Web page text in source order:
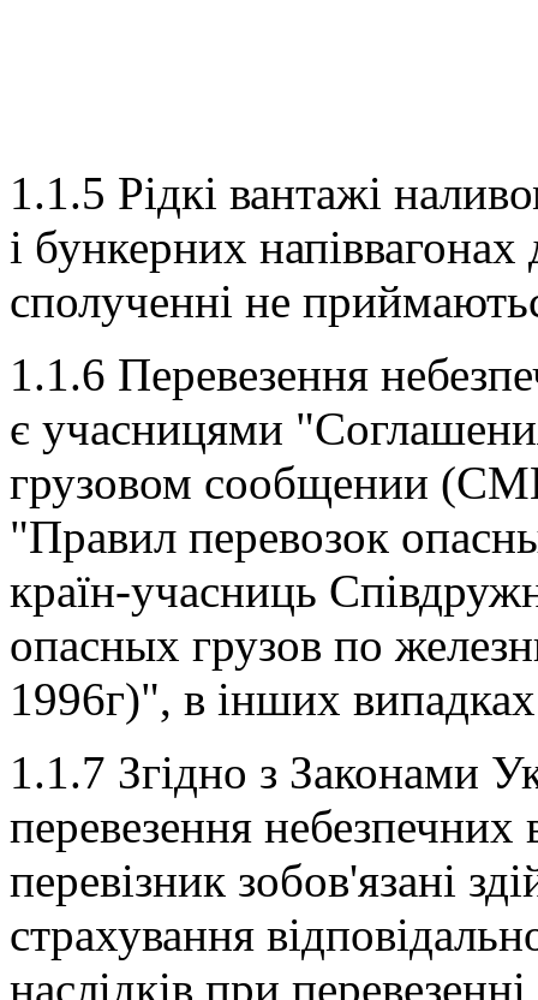
1.1.5 Рідкі вантажі
і бункерних
сполученні не
1.1.6 Перевезення
є учасницями
грузовом сообщении
"Правил перевозок
країн-учасниць
опасных грузов по
1996г)", в інших
1.1.7 Згідно з Законами
перевезення
перевізник зобов'язані
страхування
наслідків при